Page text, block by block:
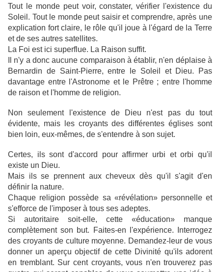
Tout le monde peut voir, constater, vérifier l'existence du
Soleil. Tout le monde peut saisir et comprendre, après une
explication fort claire, le rôle qu'il joue à l'égard de la Terre
et de ses autres satellites.
La Foi est ici superflue. La Raison suffit.
Il n'y a donc aucune comparaison à établir, n'en déplaise à
Bernardin de Saint-Pierre, entre le Soleil et Dieu. Pas
davantage entre l'Astronome et le Prêtre ; entre l'homme
de raison et l'homme de religion.
Non seulement l'existence de Dieu n'est pas du tout
évidente, mais les croyants des différentes églises sont
bien loin, eux-mêmes, de s'entendre à son sujet.
Certes, ils sont d'accord pour affirmer urbi et orbi qu'il
existe un Dieu.
Mais ils se prennent aux cheveux dès qu'il s'agit d'en
définir la nature.
Chaque religion possède sa «révélation» personnelle et
s'efforce de l'imposer à tous ses adeptes.
Si autoritaire soit-elle, cette «éducation» manque
complètement son but. Faites-en l'expérience. Interrogez
des croyants de culture moyenne. Demandez-leur de vous
donner un aperçu objectif de cette Divinité qu'ils adorent
en tremblant. Sur cent croyants, vous n'en trouverez pas